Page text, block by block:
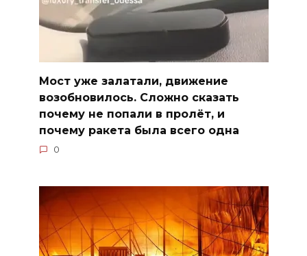
Мост уже залатали, движение
возобновилось. Сложно сказать
почему не попали в пролёт, и
почему ракета была всего одна
0